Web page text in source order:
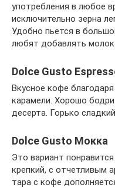
употребления в любое
исключительно зерна
Удобно пьется в
любят добавлять
Dolce Gusto
Вкусное кофе
карамели. Хорошо
десерта. Горько
Dolce Gusto Мокка
Это вариант
крепкий, с отчетливым
тара с кофе